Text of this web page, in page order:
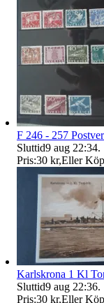
F 246 - 257
Sluttid9 aug 22:34.
Pris:30 kr,Eller
Karlskrona 1 Kl
Sluttid9 aug 22:36.
Pris:30 kr,Eller